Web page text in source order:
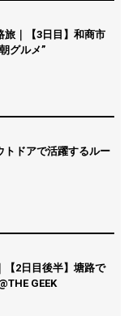
旅｜【3日目】和商市
グルメ”
トドアで活躍するルー
【2日目後半】塘路で
GEEK